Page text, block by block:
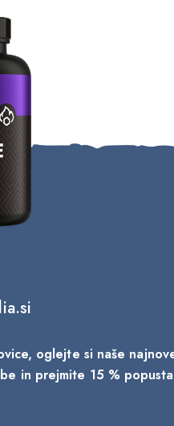
oglejte si naše
in prejmite 15 %